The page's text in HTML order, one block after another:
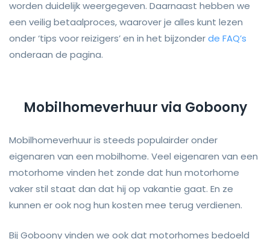
worden duidelijk weergegeven. Daarnaast hebben we
een veilig betaalproces, waarover je alles kunt lezen
onder ‘tips voor reizigers’ en in het bijzonderde FAQ’s
onderaan de pagina.
Mobilhomeverhuur via Goboony
Mobilhomeverhuur is steeds populairder onder
eigenaren van een mobilhome. Veel eigenaren van een
motorhome vinden het zonde dat hun motorhome
vaker stil staat dan dat hij op vakantie gaat. En ze
kunnen er ook nog hun kosten mee terug verdienen.
Bij Goboony vinden we ook dat motorhomes bedoeld